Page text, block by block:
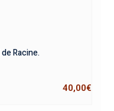
Racine.
40,00€